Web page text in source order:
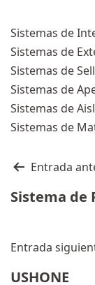
Sistemas de
Sistemas de
Sistemas de
Sistemas de
Sistemas de
Sistemas de
de
entradas
Entrada
Sistema de
Entrada
USHONE